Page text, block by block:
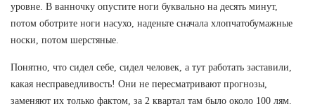
уровне. В ванночку опустите ноги буквально на десять минут,
потом оботрите ноги насухо, наденьте сначала хлопчатобумажные
носки, потом шерстяные.
Понятно, что сидел себе, сидел человек, а тут работать заставили,
какая несправедливость! Они не пересматривают прогнозы,
заменяют их только фактом, за 2 квартал там было около 100 лям.